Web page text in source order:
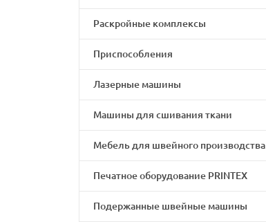
Раскройные комплексы
Приспособления
Лазерные машины
Машины для сшивания ткани
Мебель для швейного производства
Печатное оборудование PRINTEX
Подержанные швейные машины